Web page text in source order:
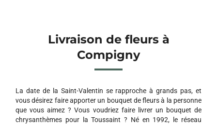
Livraison de fleurs à
Compigny
La date de la Saint-Valentin se rapproche à grands pas, et
vous désirez faire apporter un bouquet de fleurs à la personne
que vous aimez ? Vous voudriez faire livrer un bouquet de
chrysanthèmes pour la Toussaint ? Né en 1992, le réseau